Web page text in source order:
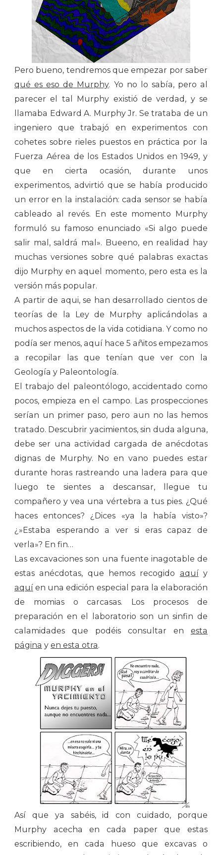
Pero bueno, tendremos que empezar por saber
qué es eso de Murphy. Yo no lo sabía, pero al
parecer el tal Murphy existió de verdad, y se
llamaba Edward A. Murphy Jr. Se trataba de un
ingeniero que trabajó en experimentos con
cohetes sobre rieles puestos en práctica por la
Fuerza Aérea de los Estados Unidos en 1949, y
que en cierta ocasión, durante unos
experimentos, advirtió que se había producido
un error en la instalación: cada sensor se había
cableado al revés. En este momento Murphy
formuló su famoso enunciado «Si algo puede
salir mal, saldrá mal». Bueeno, en realidad hay
muchas versiones sobre qué palabras exactas
dijo Murphy en aquel momento, pero esta es la
versión más popular.
A partir de aqui, se han desarrollado cientos de
teorías de la Ley de Murphy aplicándolas a
muchos aspectos de la vida cotidiana. Y como no
podía ser menos, aquí hace 5 añitos empezamos
a recopilar las que tenían que ver con la
Geología y Paleontología.
El trabajo del paleontólogo, accidentado como
pocos, empieza en el campo. Las prospecciones
serían un primer paso, pero aun no las hemos
tratado. Descubrir yacimientos, sin duda alguna,
debe ser una actividad cargada de anécdotas
dignas de Murphy. No en vano puedes estar
durante horas rastreando una ladera para que
luego te sientes a descansar, llegue tu
compañero y vea una vértebra a tus pies. ¿Qué
haces entonces? ¿Dices «ya la había visto»?
¿»Estaba esperando a ver si eras capaz de
verla»? En fin…
Las excavaciones son una fuente inagotable de
estas anécdotas, que hemos recogido aquíy
aquí en una edición especial para la elaboración
de momias o carcasas. Los procesos de
preparación en el laboratorio son un sinfin de
calamidades que podéis consultar en esta
página y en esta otra.
Así que ya sabéis, id con cuidado, porque
Murphy acecha en cada paper que estas
escribiendo, en cada hueso que excavas o